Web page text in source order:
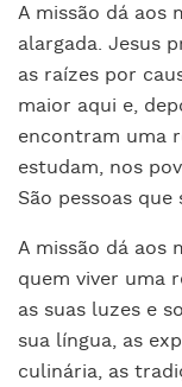
A missão dá aos
alargada. Jesus
as raízes por
maior aqui e,
encontram uma
estudam, nos
São pessoas
A missão dá aos
quem viver uma
as suas luzes e
sua língua, as
culinária, as